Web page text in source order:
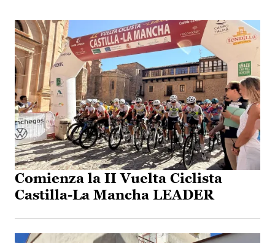
Comienza la II Vuelta Ciclista
Castilla-La Mancha LEADER